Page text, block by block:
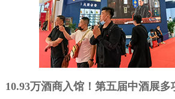
10.93万酒商入馆！第五届中酒展